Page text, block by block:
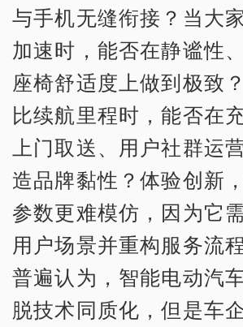
与手机无缝衔接？当大
加速时，能否在静谧性
座椅舒适度上做到极致
比续航里程时，能否在
上门取送、用户社群运
造品牌黏性？体验创新
参数更难模仿，因为它
用户场景并重构服务流
普遍认为，智能电动汽
脱技术同质化，但是车